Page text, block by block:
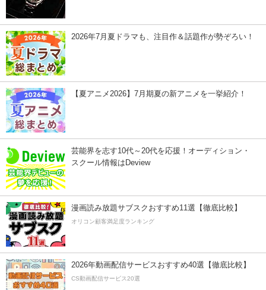
2026年7月夏ドラマも、注目作＆話題作が勢ぞろい！
【夏アニメ2026】7月期夏の新アニメを一挙紹介！
芸能界を志す10代～20代を応援！オーディション・
スクール情報はDeview
漫画読み放題サブスクおすすめ11選【徹底比較】
オリコン顧客満足度ランキング
2026年動画配信サービスおすすめ40選【徹底比較】
CS動画配信サービス20選